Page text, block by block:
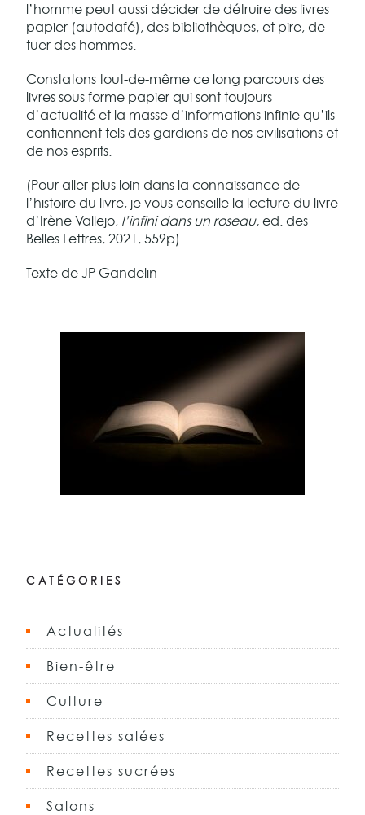
l’homme peut aussi décider de détruire des livres
papier (autodafé), des bibliothèques, et pire, de
tuer des hommes.
Constatons tout-de-même ce long parcours des
livres sous forme papier qui sont toujours
d’actualité et la masse d’informations infinie qu’ils
contiennent tels des gardiens de nos civilisations et
de nos esprits.
(Pour aller plus loin dans la connaissance de
l’histoire du livre, je vous conseille la lecture du livre
d’Irène Vallejo, l’infini dans un roseau,ed. des
Belles Lettres, 2021, 559p).
Texte de JP Gandelin
CATÉGORIES
Actualités
Bien-être
Culture
Recettes salées
Recettes sucrées
Salons